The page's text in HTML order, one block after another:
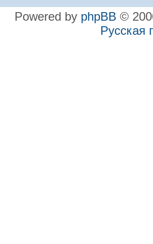
Powered by phpBB ©
Русская